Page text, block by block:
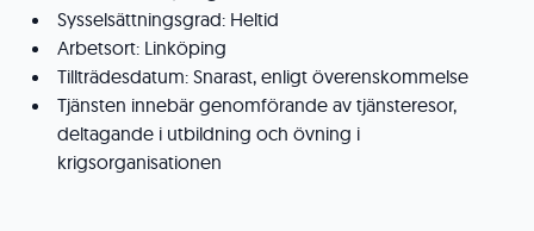
Sysselsättningsgrad: Heltid
Arbetsort: Linköping
Tillträdesdatum: Snarast, enligt överenskommelse
Tjänsten innebär genomförande av tjänsteresor,
deltagande i utbildning och övning i
krigsorganisationen